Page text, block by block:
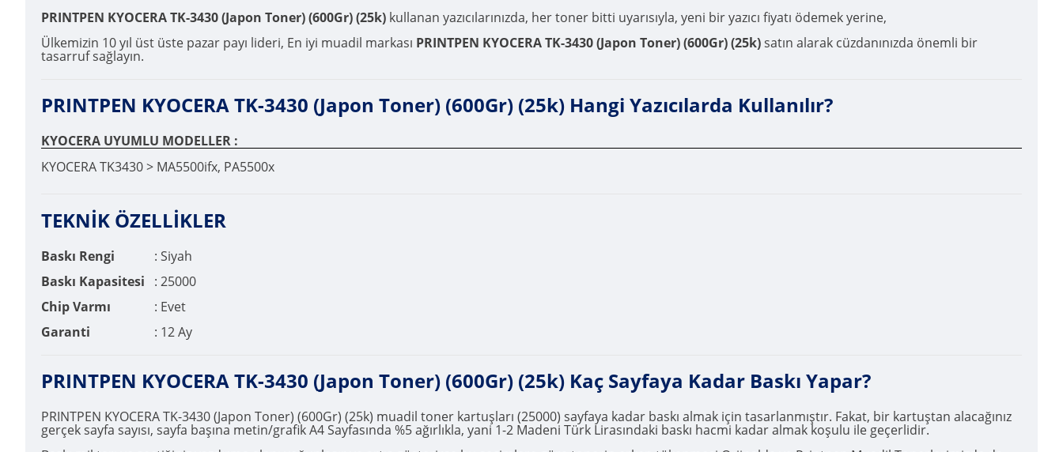
PRINTPEN KYOCERA TK-3430 (Japon Toner) (600Gr) (25k) kullanan yazıcılarınızda, her toner bitti uyarısıyla, yeni bir yazıcı fiyatı ödemek yerine,
Ülkemizin 10 yıl üst üste pazar payı lideri, En iyi muadil markası PRINTPEN KYOCERA TK-3430 (Japon Toner) (600Gr) (25k)satın alarak cüzdanınızda önemli bir
tasarruf sağlayın.
PRINTPEN KYOCERA TK-3430 (Japon Toner) (600Gr) (25k) Hangi Yazıcılarda Kullanılır?
KYOCERA UYUMLU MODELLER :
KYOCERA TK3430 > MA5500ifx, PA5500x
TEKNİK ÖZELLİKLER
Baskı Rengi
: Siyah
Baskı Kapasitesi
: 25000
Chip Varmı
: Evet
Garanti
: 12 Ay
PRINTPEN KYOCERA TK-3430 (Japon Toner) (600Gr) (25k) Kaç Sayfaya Kadar Baskı Yapar?
PRINTPEN KYOCERA TK-3430 (Japon Toner) (600Gr) (25k) muadil toner kartuşları (25000) sayfaya kadar baskı almak için tasarlanmıştır. Fakat, bir kartuştan alacağınız
gerçek sayfa sayısı, sayfa başına metin/grafik A4 Sayfasında %5 ağırlıkla, yani 1-2 Madeni Türk Lirasındaki baskı hacmi kadar almak koşulu ile geçerlidir.